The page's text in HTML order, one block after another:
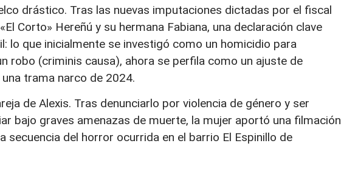
drástico. Tras las nuevas imputaciones dictadas por el fiscal
Corto» Hereñú y su hermana Fabiana, una declaración clave
lo que inicialmente se investigó como un homicidio para
robo (criminis causa), ahora se perfila como un ajuste de
trama narco de 2024.
de Alexis. Tras denunciarlo por violencia de género y ser
bajo graves amenazas de muerte, la mujer aportó una filmación
secuencia del horror ocurrida en el barrio El Espinillo de